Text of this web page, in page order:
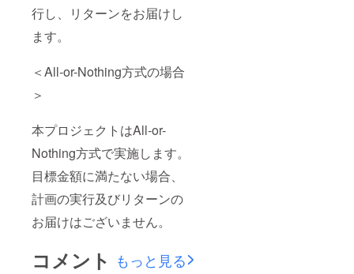
行し、リターンをお届けし
ます。
＜All-or-Nothing方式の場合
＞
本プロジェクトはAll-or-
Nothing方式で実施します。
目標金額に満たない場合、
計画の実行及びリターンの
お届けはございません。
コメント もっと見る